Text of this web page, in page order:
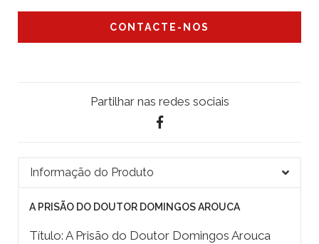
CONTACTE-NOS
Partilhar nas redes sociais
Informação do Produto
A PRISÃO DO DOUTOR DOMINGOS AROUCA
Título: A Prisão do Doutor Domingos Arouca